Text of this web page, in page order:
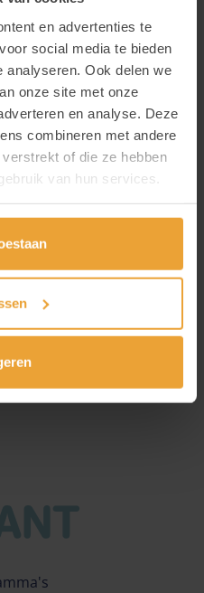
en advertenties te
social media te bieden
analyseren. Ook delen we
onze site met onze
en analyse. Deze
combineren met andere
of die ze hebben
van hun services.
zelf je
thee en water zijn
(bv. frisdrank) voorzie
met Sabrina Santillo